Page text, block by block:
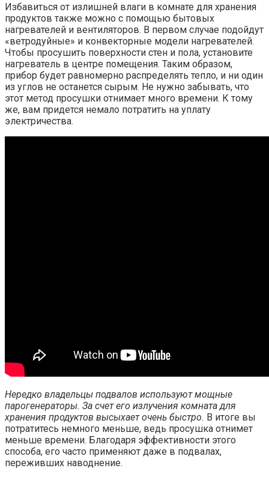
Избавиться от излишней влаги в комнате для хранения
продуктов также можно с помощью бытовых
нагревателей и вентиляторов. В первом случае подойдут
«ветродуйные» и конвекторные модели нагревателей.
Чтобы просушить поверхности стен и пола, установите
нагреватель в центре помещения. Таким образом,
прибор будет равномерно распределять тепло, и ни один
из углов не останется сырым. Не нужно забывать, что
этот метод просушки отнимает много времени. К тому
же, вам придется немало потратить на уплату
электричества.
Нередко владельцы подвалов используют мощные
парогенераторы. За счет его излучения комната для
хранения продуктов высыхает очень быстро. В итоге вы
потратитесь немного меньше, ведь просушка отнимет
меньше времени. Благодаря эффективности этого
способа, его часто применяют даже в подвалах,
переживших наводнение.